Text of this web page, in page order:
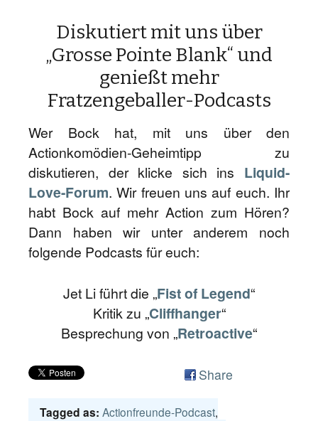
Diskutiert mit uns über
„Grosse Pointe Blank“ und
genießt mehr
Fratzengeballer-Podcasts
Wer Bock hat, mit uns über den
Actionkomödien-Geheimtipp zu
diskutieren, der klicke sich ins Liquid-
Love-Forum. Wir freuen uns auf euch. Ihr
habt Bock auf mehr Action zum Hören?
Dann haben wir unter anderem noch
folgende Podcasts für euch:
Jet Li führt die „Fist of Legend“
Kritik zu „Cliffhanger“
Besprechung von „Retroactive“
Share
Tagged as: Actionfreunde-Podcast,